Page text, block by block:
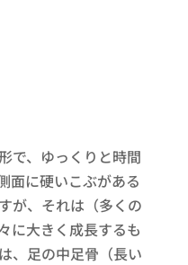
で、ゆっくりと時間
面に硬いこぶがある
が、それは（多くの
に大きく成長するも
、足の中足骨（長い